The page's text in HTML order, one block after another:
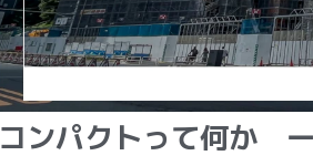
コンパクトって何か